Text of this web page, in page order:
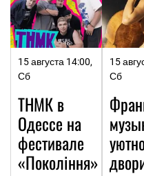
15 августа 14:00,
Сб
ТНМК в
Одессе на
фестивале
«Покоління»
15
Сб